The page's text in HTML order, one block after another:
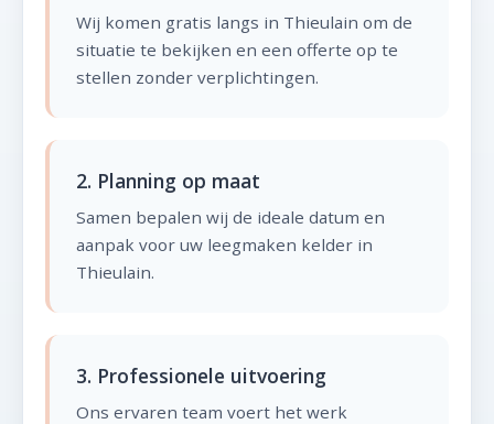
Wij komen gratis langs in Thieulain om de
situatie te bekijken en een offerte op te
stellen zonder verplichtingen.
2. Planning op maat
Samen bepalen wij de ideale datum en
aanpak voor uw leegmaken kelder in
Thieulain.
3. Professionele uitvoering
Ons ervaren team voert het werk